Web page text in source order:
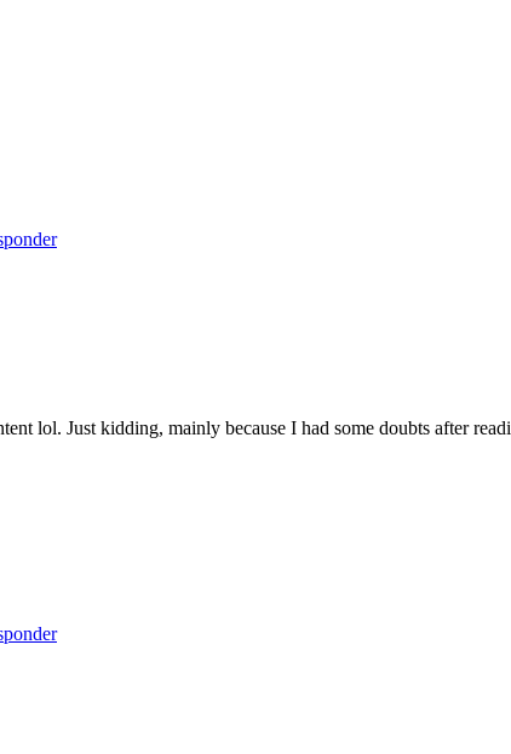
lol. Just kidding, mainly because I had some doubts after